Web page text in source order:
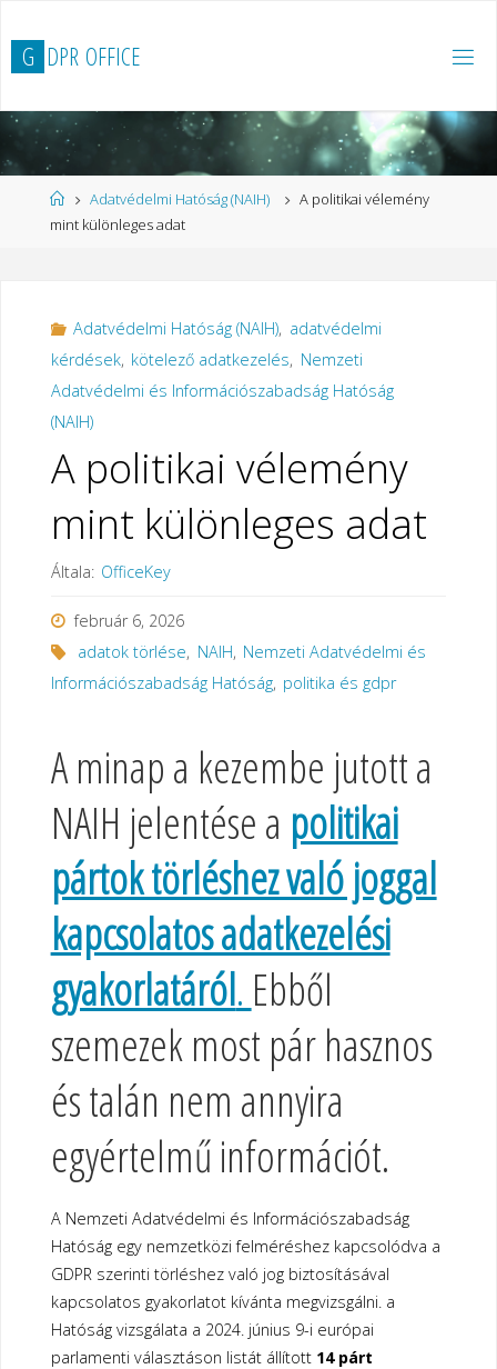
tartalomhoz
G DPR OFFICE
Kezdőlap
Adatvédelmi Hatóság (NAIH)
A politikai vélemény
mint különleges adat
Adatvédelmi Hatóság (NAIH), adatvédelmi
kérdések, kötelező adatkezelés, Nemzeti
Adatvédelmi és Információszabadság Hatóság
(NAIH)
A politikai vélemény
mint különleges adat
Általa: OfficeKey
február 6, 2026
adatok törlése, NAIH, Nemzeti Adatvédelmi és
Információszabadság Hatóság, politika és gdpr
A minap a kezembe jutott a
NAIH jelentése a politikai
pártok törléshez való joggal
kapcsolatos adatkezelési
gyakorlatáról. Ebből
szemezek most pár hasznos
és talán nem annyira
egyértelmű információt.
A Nemzeti Adatvédelmi és Információszabadság
Hatóság egy nemzetközi felméréshez kapcsolódva a
GDPR szerinti törléshez való jog biztosításával
kapcsolatos gyakorlatot kívánta megvizsgálni. a
Hatóság vizsgálata a 2024. június 9-i európai
parlamenti választáson listát állított 14 párt